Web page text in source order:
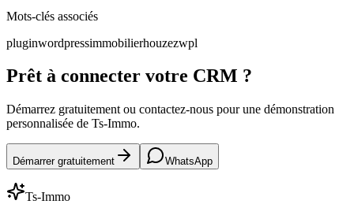
Mots-clés associés
pluginwordpressimmobilierhouzezwpl
Prêt à connecter votre CRM ?
Démarrez gratuitement ou contactez-nous pour une démonstration
personnalisée de Ts-Immo.
Démarrer gratuitement WhatsApp
Ts-Immo